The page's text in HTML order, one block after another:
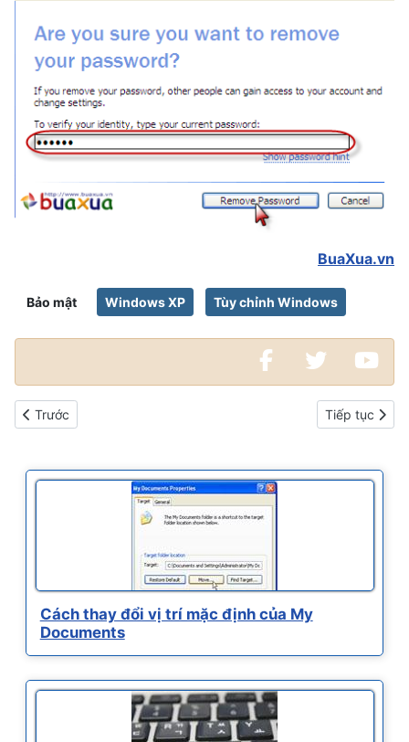
BuaXua.vn
Bảo mật Windows XP Tùy chỉnh Windows
Bài viết trước: Cách tạo và xóa tài khoản người dùng trong
Trước Bài viết kế
Tiếp tục
Cách thay đổi vị trí mặc định của My
Documents